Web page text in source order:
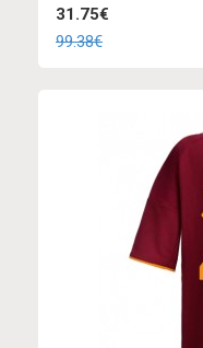
31.75€
99.38€